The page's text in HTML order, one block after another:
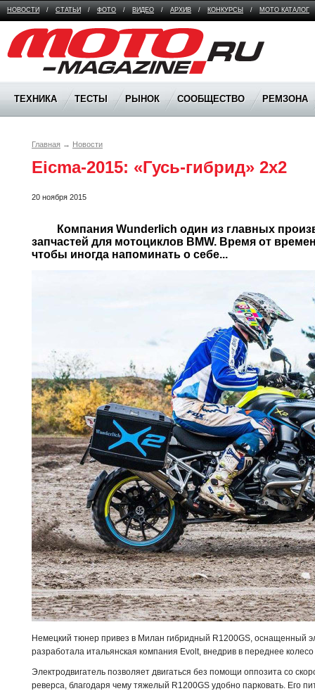
НОВОСТИ / СТАТЬИ / ФОТО / ВИДЕО / АРХИВ / КОНКУРСЫ / МОТО КАТАЛОГ
Moto Magazine
ТЕХНИКА ТЕСТЫ РЫНОК СООБЩЕСТВО РЕМЗОНА
Главная → Новости
Eicma-2015: «Гусь-гибрид» 2х2
20 ноября 2015
запчастей для мотоциклов BMW. Время от
Немецкий тюнер привез в Милан гибридный R1200GS, оснащенный
разработала итальянская компания Evolt, внедрив в переднее
Электродвигатель позволяет двигаться без помощи оппозита со
реверса, благодаря чему тяжелый R1200GS удобно парковать. Его